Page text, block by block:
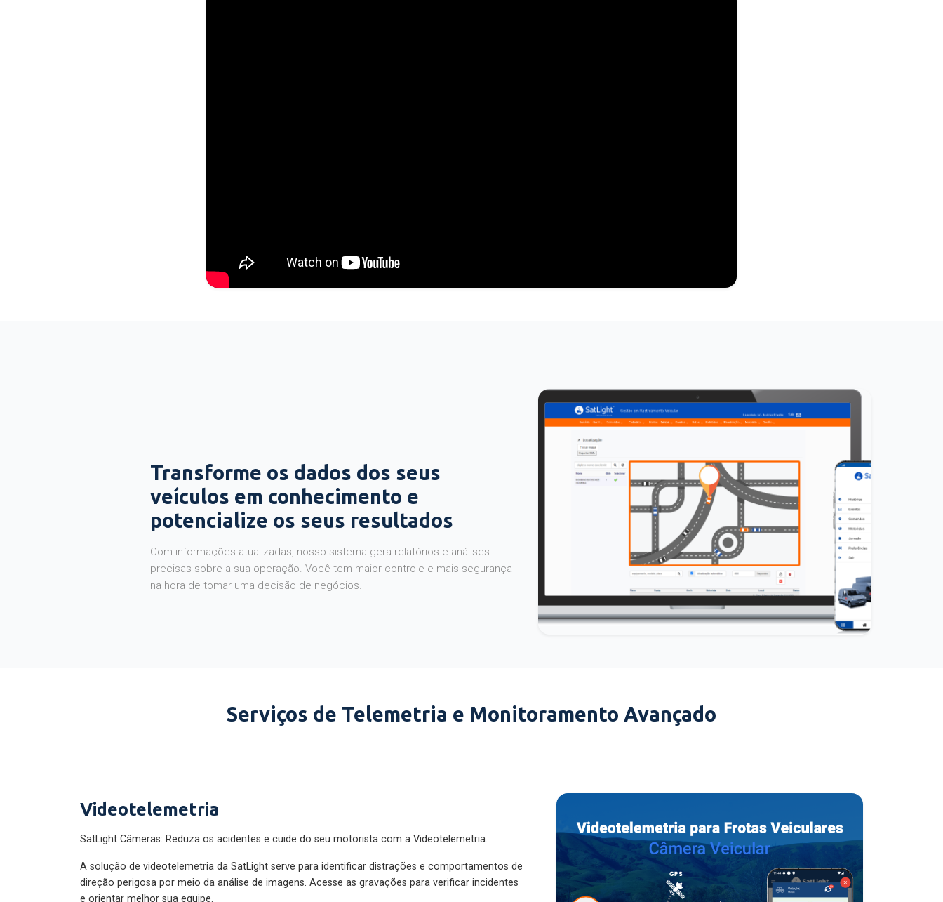
Transforme os dados dos seus
veículos em conhecimento e
potencialize os seus resultados
Com informações atualizadas, nosso sistema gera relatórios e análises
precisas sobre a sua operação. Você tem maior controle e mais segurança
na hora de tomar uma decisão de negócios.
Serviços de Telemetria e Monitoramento Avançado
Videotelemetria
SatLight Câmeras: Reduza os acidentes e cuide do seu motorista com a Videotelemetria.
A solução de videotelemetria da SatLight serve para identificar distrações e comportamentos de
direção perigosa por meio da análise de imagens. Acesse as gravações para verificar incidentes
e orientar melhor sua equipe.